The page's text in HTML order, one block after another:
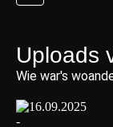
Uploads
Wie war's